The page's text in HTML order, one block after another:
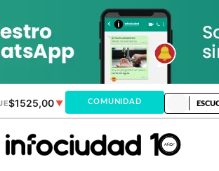
$1525,00▼ DÓLAR MEP ▲
COMUNIDAD